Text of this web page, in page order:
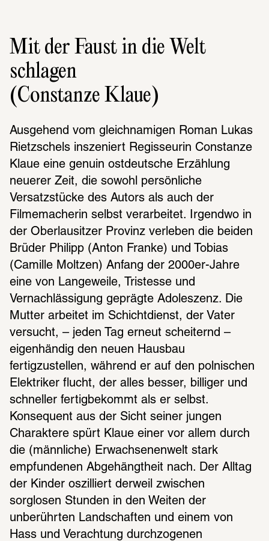
Mit der Faust in die Welt
schlagen
(Constanze Klaue)
Ausgehend vom gleichnamigen Roman Lukas
Rietzschels inszeniert Regisseurin Constanze
Klaue eine genuin ostdeutsche Erzählung
neuerer Zeit, die sowohl persönliche
Versatzstücke des Autors als auch der
Filmemacherin selbst verarbeitet. Irgendwo in
der Oberlausitzer Provinz verleben die beiden
Brüder Philipp (Anton Franke) und Tobias
(Camille Moltzen) Anfang der 2000er-Jahre
eine von Langeweile, Tristesse und
Vernachlässigung geprägte Adoleszenz. Die
Mutter arbeitet im Schichtdienst, der Vater
versucht, – jeden Tag erneut scheiternd –
eigenhändig den neuen Hausbau
fertigzustellen, während er auf den polnischen
Elektriker flucht, der alles besser, billiger und
schneller fertigbekommt als er selbst.
Konsequent aus der Sicht seiner jungen
Charaktere spürt Klaue einer vor allem durch
die (männliche) Erwachsenenwelt stark
empfundenen Abgehängtheit nach. Der Alltag
der Kinder oszilliert derweil zwischen
sorglosen Stunden in den Weiten der
unberührten Landschaften und einem von
Hass und Verachtung durchzogenen